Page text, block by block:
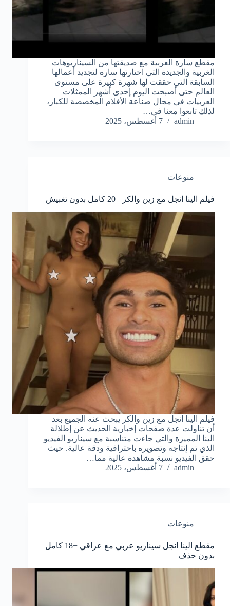
مقطع سارة العربية مع صديقتها من السيناريوهات
الغربية والجديدة التي اختارتها ساره لتجديد أعمالها
السابقة التي حققت لها شهرة كبيرة على مستوى
العالم حتى أصبحت اليوم إحدى أشهر الممثلات
العربيات في مجال صناعة الأفلام المخصصة للكبار،
لذلك تابعوا معنا في…
admin
7 أغسطس، 2025
منوعات
فيلم الينا انجل مع زين والكر +20 كامل بدون تغبيش
فيلم الينا انجل مع زين والكر يبحث عنه الجميع بعد
أن تناولت عدة صفحات إخبارية الحديث عن إطلالة
الينا المميزة والتي جاءت متناسبة مع سيناريو الفيديو
الذي تم إنتاجه وتصويره باحترافية ودقة عالية. حيث
حقق الفيديو نسبة مشاهدة عالية مما…
admin
7 أغسطس، 2025
منوعات
مقطع الينا انجل سيناريو عربي مع عراقي +18 كامل
بدون حذف